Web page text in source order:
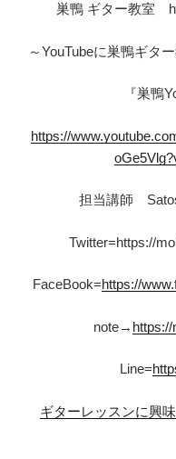
巣鴨 ギター教室
～YouTubeに巣鴨ギタ
『巣鴨
https://
担当講師
Twitter=https://
FaceBook=https://
note→
Line=
ギターレッスンに興